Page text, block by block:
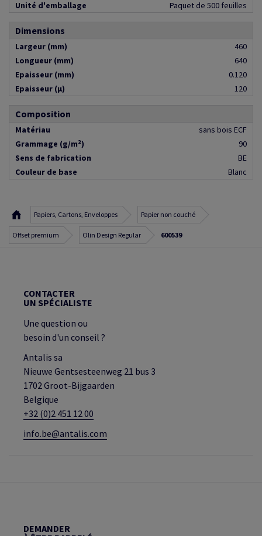
Unité d'emballage Paquet de 500 feuilles
Dimensions
Largeur (mm)
460
Longueur (mm)
640
Epaisseur (mm)
0.120
Epaisseur (µ)
120
Composition
Matériau
sans bois ECF
Grammage (g/m²)
90
Sens de fabrication
BE
Couleur de base
Blanc
Papiers, Cartons, Enveloppes Papier non couché
Offset premium Olin Design Regular 600539
CONTACTER
UN SPÉCIALISTE
Une question ou
besoin d'un conseil ?
Antalis sa
Nieuwe Gentsesteenweg 21 bus 3
1702 Groot-Bijgaarden
Belgique
+32 (0)2 451 12 00
info.be@antalis.com
DEMANDER